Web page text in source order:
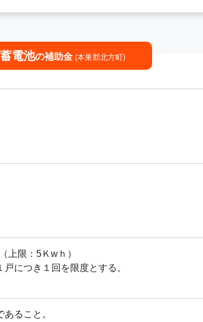
蓄電池の補助金 (本巣郡北方町)
上限：5Ｋwｈ）
につき１回を限度とする。
ること。